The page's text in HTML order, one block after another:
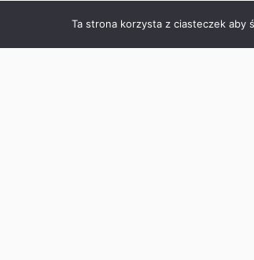
Ta strona korzysta z ciasteczek aby